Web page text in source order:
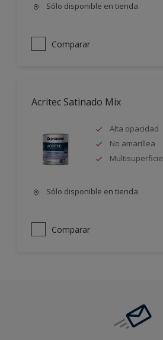
Sólo disponible en tienda
Comparar
Acritec Satinado Mix
Alta opacidad
No amarillea
Multisuperficie
Sólo disponible en tienda
Comparar